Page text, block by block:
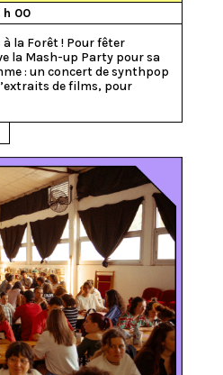
h 00
la Forêt ! Pour fêter
la Mash-up Party pour sa
: un concert de synthpop
de films, pour